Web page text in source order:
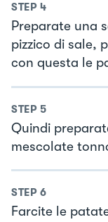
STEP 4
Preparate una
pizzico di sale,
con questa le
STEP 5
Quindi
mescolate
STEP 6
Farcite le